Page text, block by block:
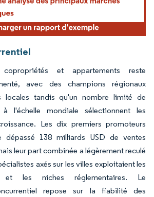
et appartements reste
avec des champions régionaux
locales tandis qu'un nombre limité de
l'échelle mondiale sélectionnent les
Les dix premiers promoteurs
dépassé 138 milliards USD de ventes
leur part combinée a légèrement reculé
axés sur les villes exploitaient les
et les niches réglementaires. Le
repose sur la fiabilité des